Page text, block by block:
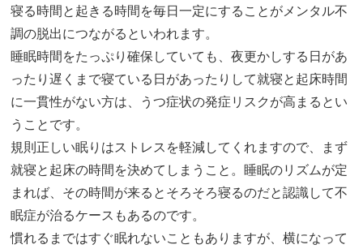
寝る時間と起きる時間を毎日一定にすることがメンタル不
調の脱出につながるといわれます。
睡眠時間をたっぷり確保していても、夜更かしする日があ
ったり遅くまで寝ている日があったりして就寝と起床時間
に一貫性がない方は、うつ症状の発症リスクが高まるとい
うことです。
規則正しい眠りはストレスを軽減してくれますので、まず
就寝と起床の時間を決めてしまうこと。睡眠のリズムが定
まれば、その時間が来るとそろそろ寝るのだと認識して不
眠症が治るケースもあるのです。
慣れるまではすぐ眠れないこともありますが、横になって